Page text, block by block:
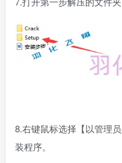
8.右键鼠标选择【以管理
装程序。